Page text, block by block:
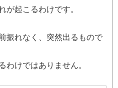
が起こるわけです。
振れなく、突然出るもので
わけではありません。